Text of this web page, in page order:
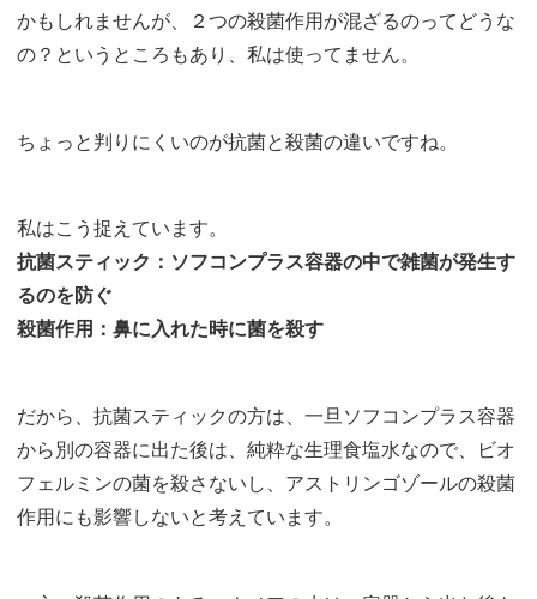
かもしれませんが、２つの殺菌作用が混ざるのってどうな
の？というところもあり、私は使ってません。
ちょっと判りにくいのが抗菌と殺菌の違いですね。
私はこう捉えています。
抗菌スティック：ソフコンプラス容器の中で雑菌が発生す
るのを防ぐ
殺菌作用：鼻に入れた時に菌を殺す
だから、抗菌スティックの方は、一旦ソフコンプラス容器
から別の容器に出た後は、純粋な生理食塩水なので、ビオ
フェルミンの菌を殺さないし、アストリンゴゾールの殺菌
作用にも影響しないと考えています。